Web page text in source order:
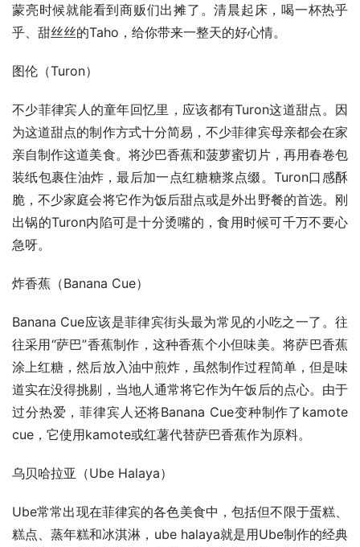
蒙亮时候就能看到商贩们出摊了。清晨起床，喝一杯热乎
乎、甜丝丝的Taho，给你带来一整天的好心情。
图伦（Turon）
不少菲律宾人的童年回忆里，应该都有Turon这道甜点。因
为这道甜点的制作方式十分简易，不少菲律宾母亲都会在家
亲自制作这道美食。将沙巴香蕉和菠萝蜜切片，再用春卷包
装纸包裹住油炸，最后加一点红糖糖浆点缀。Turon口感酥
脆，不少家庭会将它作为饭后甜点或是外出野餐的首选。刚
出锅的Turon内陷可是十分烫嘴的，食用时候可千万不要心
急呀。
炸香蕉（Banana Cue）
Banana Cue应该是菲律宾街头最为常见的小吃之一了。往
往采用“萨巴”香蕉制作，这种香蕉个小但味美。将萨巴香蕉
涂上红糖，然后放入油中煎炸，虽然制作过程简单，但是味
道实在没得挑剔，当地人通常将它作为午饭后的点心。由于
过分热爱，菲律宾人还将Banana Cue变种制作了kamote
cue，它使用kamote或红薯代替萨巴香蕉作为原料。
乌贝哈拉亚（Ube Halaya）
Ube常常出现在菲律宾的各色美食中，包括但不限于蛋糕、
糕点、蒸年糕和冰淇淋，ube halaya就是用Ube制作的经典